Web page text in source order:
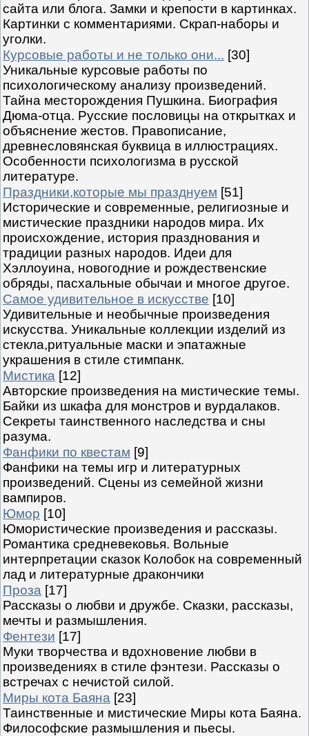
сайта или блога. Замки и крепости в картинках.
Картинки с комментариями. Скрап-наборы и
уголки.
Курсовые работы и не только они... [30]
Уникальные курсовые работы по
психологическому анализу произведений.
Тайна месторождения Пушкина. Биография
Дюма-отца. Русские пословицы на открытках и
объяснение жестов. Правописание,
древнесловянская буквица в иллюстрациях.
Особенности психологизма в русской
литературе.
Праздники,которые мы празднуем [51]
Исторические и современные, религиозные и
мистические праздники народов мира. Их
происхождение, история празднования и
традиции разных народов. Идеи для
Хэллоуина, новогодние и рождественские
обряды, пасхальные обычаи и многое другое.
Самое удивительное в искусстве [10]
Удивительные и необычные произведения
искусства. Уникальные коллекции изделий из
стекла,ритуальные маски и эпатажные
украшения в стиле стимпанк.
Мистика [12]
Авторские произведения на мистические темы.
Байки из шкафа для монстров и вурдалаков.
Секреты таинственного наследства и сны
разума.
Фанфики по квестам [9]
Фанфики на темы игр и литературных
произведений. Сцены из семейной жизни
вампиров.
Юмор [10]
Юмористические произведения и рассказы.
Романтика средневековья. Вольные
интерпретации сказок Колобок на современный
лад и литературные дракончики
Проза [17]
Рассказы о любви и дружбе. Сказки, рассказы,
мечты и размышления.
Фентези [17]
Муки творчества и вдохновение любви в
произведениях в стиле фэнтези. Рассказы о
встречах с нечистой силой.
Миры кота Баяна [23]
Таинственные и мистические Миры кота Баяна.
Философские размышления и пьесы.